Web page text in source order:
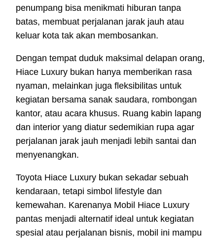
penumpang bisa menikmati hiburan tanpa
batas, membuat perjalanan jarak jauh atau
keluar kota tak akan membosankan.
Dengan tempat duduk maksimal delapan orang,
Hiace Luxury bukan hanya memberikan rasa
nyaman, melainkan juga fleksibilitas untuk
kegiatan bersama sanak saudara, rombongan
kantor, atau acara khusus. Ruang kabin lapang
dan interior yang diatur sedemikian rupa agar
perjalanan jarak jauh menjadi lebih santai dan
menyenangkan.
Toyota Hiace Luxury bukan sekadar sebuah
kendaraan, tetapi simbol lifestyle dan
kemewahan. Karenanya Mobil Hiace Luxury
pantas menjadi alternatif ideal untuk kegiatan
spesial atau perjalanan bisnis, mobil ini mampu